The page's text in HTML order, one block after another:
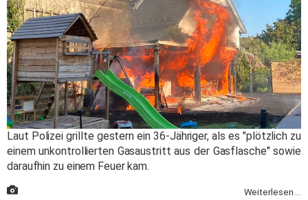
Laut Polizei grillte gestern ein 36-Jähriger, als es "plötzlich zu
einem unkontrollierten Gasaustritt aus der Gasflasche" sowie
daraufhin zu einem Feuer kam.
Weiterlesen ...